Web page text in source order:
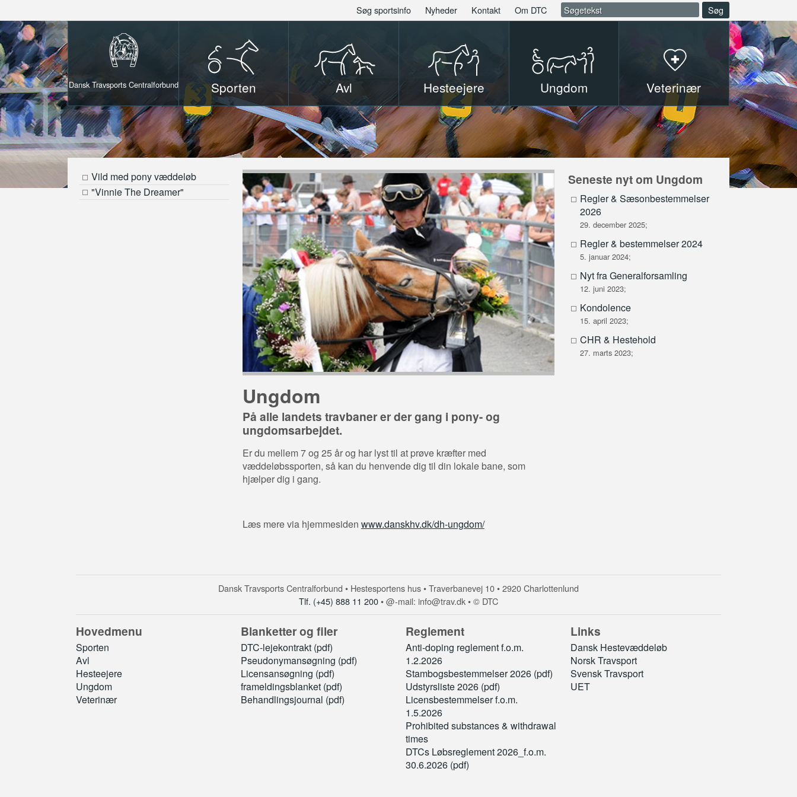
Søg sportsinfo Nyheder Kontakt Om DTC Søg
Dansk Travsports Centralforbund Sporten Avl Hesteejere Ungdom Veterinær
Vild med pony væddeløb
"Vinnie The Dreamer"
Ungdom
På alle landets travbaner er der gang i pony- og
ungdomsarbejdet.
Er du mellem 7 og 25 år og har lyst til at prøve kræfter med
væddeløbssporten, så kan du henvende dig til din lokale bane, som
hjælper dig i gang.
Læs mere via hjemmesiden www.danskhv.dk/dh-ungdom/
Seneste nyt om Ungdom
Regler & Sæsonbestemmelser
2026
29. december 2025;
Regler & bestemmelser 2024
5. januar 2024;
Nyt fra Generalforsamling
12. juni 2023;
Kondolence
15. april 2023;
CHR & Hestehold
27. marts 2023;
Dansk Travsports Centralforbund • Hestesportens hus • Traverbanevej 10 • 2920 Charlottenlund
Tlf. (+45) 888 11 200• @-mail: info@trav.dk • © DTC
Hovedmenu
Sporten
Avl
Hesteejere
Ungdom
Veterinær
Blanketter og filer
DTC-lejekontrakt (pdf)
Pseudonymansøgning (pdf)
Licensansøgning (pdf)
frameldingsblanket (pdf)
Behandlingsjournal (pdf)
Reglement
Anti-doping reglement f.o.m.
1.2.2026
Stambogsbestemmelser 2026 (pdf)
Udstyrsliste 2026 (pdf)
Licensbestemmelser f.o.m.
1.5.2026
Prohibited substances & withdrawal
times
DTCs Løbsreglement 2026_f.o.m.
30.6.2026 (pdf)
Links
Dansk Hestevæddeløb
Norsk Travsport
Svensk Travsport
UET